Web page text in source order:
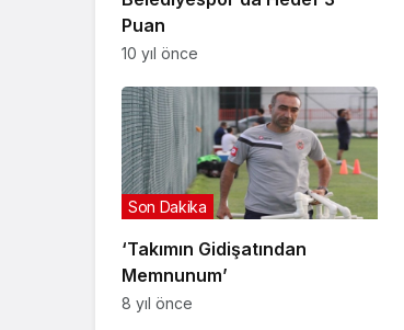
Puan
10 yıl önce
‘Takımın Gidişatından
Memnunum’
Son Dakika
8 yıl önce